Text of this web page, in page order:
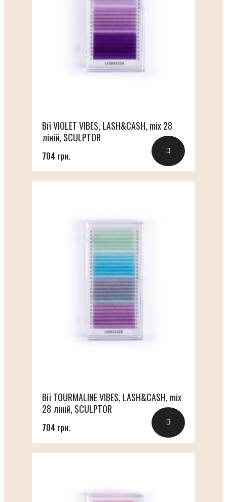
Вії VIOLET VIBES, LASH&CASH, mix 28
ліній, SCULPTOR
704 грн.
Вії TOURMALINE VIBES, LASH&CASH, mix
28 ліній, SCULPTOR
704 грн.